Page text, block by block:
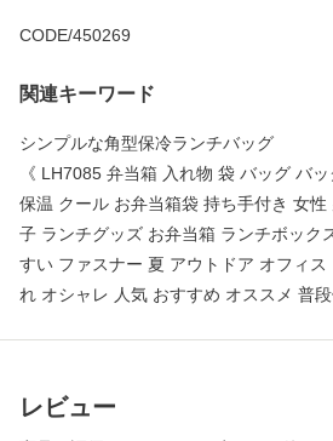
CODE/450269
関連キーワード
シンプルな角型保冷ランチバッグ
《 LH7085 弁当箱 入れ物 袋 バッグ バ
保温 クール お弁当箱袋 持ち手付き 女
子 ランチグッズ お弁当箱 ランチボック
すい ファスナー 夏 アウトドア オフィ
れ オシャレ 人気 おすすめ オススメ 普段
レビュー